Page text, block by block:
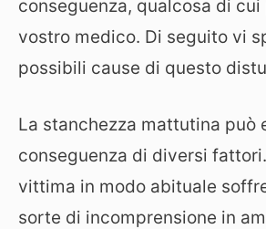
conseguenza, qualcosa di cui
vostro medico. Di seguito vi
possibili cause di questo
La stanchezza mattutina può
conseguenza di diversi
vittima in modo abituale
sorte di incomprensione in